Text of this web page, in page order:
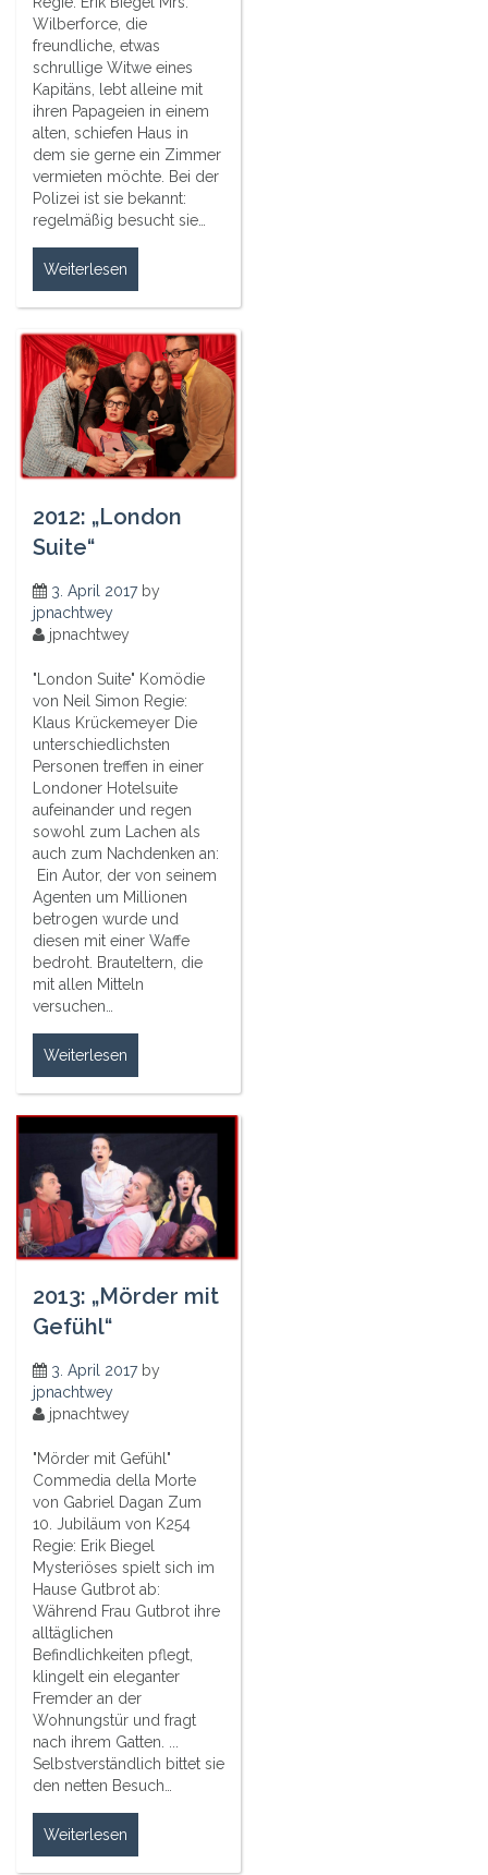
Wilberforce, die
freundliche, etwas
schrullige Witwe eines
Kapitäns, lebt alleine mit
ihren Papageien in einem
alten, schiefen Haus in
dem sie gerne ein Zimmer
vermieten möchte. Bei der
Polizei ist sie bekannt:
regelmäßig besucht sie…
Weiterlesen
2012: „London
Suite“
3. April 2017by
jpnachtwey
jpnachtwey
"London Suite" Komödie
von Neil Simon Regie:
Klaus Krückemeyer Die
unterschiedlichsten
Personen treffen in einer
Londoner Hotelsuite
aufeinander und regen
sowohl zum Lachen als
auch zum Nachdenken an:
Ein Autor, der von seinem
Agenten um Millionen
betrogen wurde und
diesen mit einer Waffe
bedroht. Brauteltern, die
mit allen Mitteln
versuchen…
Weiterlesen
2013: „Mörder mit
Gefühl“
3. April 2017by
jpnachtwey
jpnachtwey
"Mörder mit Gefühl"
Commedia della Morte
von Gabriel Dagan Zum
10. Jubiläum von K254
Regie: Erik Biegel
Mysteriöses spielt sich im
Hause Gutbrot ab:
Während Frau Gutbrot ihre
alltäglichen
Befindlichkeiten pflegt,
klingelt ein eleganter
Fremder an der
Wohnungstür und fragt
nach ihrem Gatten. ...
Selbstverständlich bittet sie
den netten Besuch…
Weiterlesen